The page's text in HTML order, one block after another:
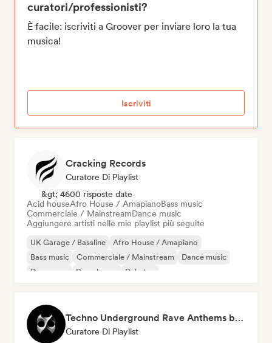
curatori/professionisti?
È facile: iscriviti a Groover per inviare loro la tua
musica!
Iscriviti
Cracking Records
Curatore Di Playlist
&gt; 4600 risposte date
Acid houseAfro House / AmapianoBass music
Commerciale / MainstreamDance music
Aggiungere artisti nelle mie playlist più seguite
UK Garage / Bassline
Afro House / Amapiano
Bass music
Commerciale / Mainstream
Dance music
Danza pop
Deep house Dubstep
Techno Underground Rave Anthems by Orphium
Curatore Di Playlist